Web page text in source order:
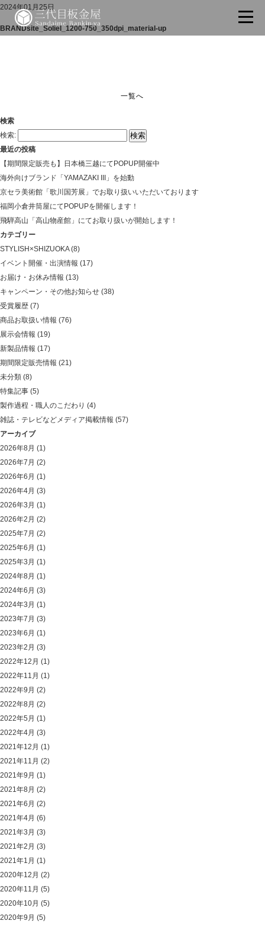
2024年01月25日
BRANDsite_Soliel_1200-750_350dpi_material-up
一覧へ
検索
検索:
最近の投稿
【期間限定販売も】日本橋三越にてPOPUP開催中
海外向けブランド「YAMAZAKI III」を始動
京セラ美術館「歌川国芳展」でお取り扱いいただいております
福岡小倉井筒屋にてPOPUPを開催します！
飛騨高山「高山物産館」にてお取り扱いが開始します！
カテゴリー
STYLISH×SHIZUOKA(8)
イベント開催・出演情報 (17)
お届け・お休み情報 (13)
キャンペーン・その他お知らせ (38)
受賞履歴 (7)
商品お取扱い情報 (76)
展示会情報 (19)
新製品情報 (17)
期間限定販売情報 (21)
未分類 (8)
特集記事 (5)
製作過程・職人のこだわり (4)
雑誌・テレビなどメディア掲載情報 (57)
アーカイブ
2026年8月 (1)
2026年7月 (2)
2026年6月 (1)
2026年4月 (3)
2026年3月 (1)
2026年2月 (2)
2025年7月 (2)
2025年6月 (1)
2025年3月 (1)
2024年8月 (1)
2024年6月 (3)
2024年3月 (1)
2023年7月 (3)
2023年6月 (1)
2023年2月 (3)
2022年12月 (1)
2022年11月 (1)
2022年9月 (2)
2022年8月 (2)
2022年5月 (1)
2022年4月 (3)
2021年12月 (1)
2021年11月 (2)
2021年9月 (1)
2021年8月 (2)
2021年6月 (2)
2021年4月 (6)
2021年3月 (3)
2021年2月 (3)
2021年1月 (1)
2020年12月 (2)
2020年11月 (5)
2020年10月 (5)
2020年9月 (5)